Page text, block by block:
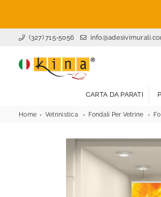
(327) 715-5056
CARTA DA PARATI
Home Vetrinistica Fondali Per Vetrine